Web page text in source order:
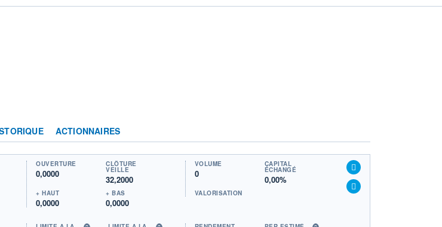
ACTIONNAIRES
OUVERTURE
0,0000
CLÔTURE
VEILLE
32,2000
+ HAUT
0,0000
+ BAS
0,0000
VOLUME
0
CAPITAL
ÉCHANGÉ
0,00%
VALORISATION